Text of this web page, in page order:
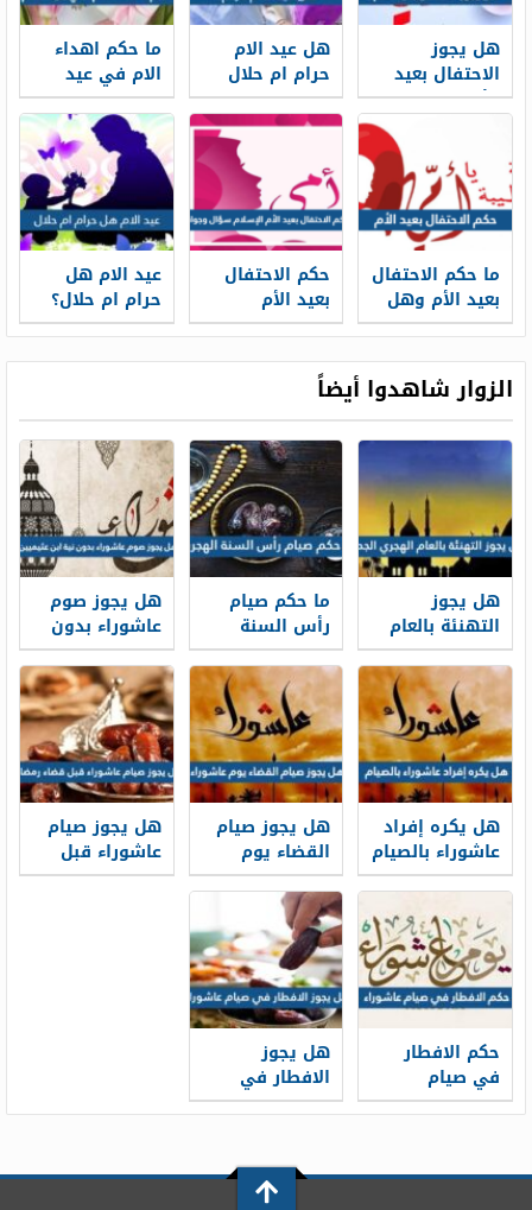
هل يجوز
الاحتفال بعيد
الأم
هل عيد الام
حرام ام حلال
ما حكم اهداء
الام في عيد
الام
ما حكم الاحتفال
بعيد الأم وهل
هو بدعة
حكم الاحتفال
بعيد الأم
الإسلام سؤال
عيد الام هل
حرام ام حلال؟
الزوار شاهدوا أيضاً
هل يجوز
التهنئة بالعام
الهجري الجديد
1448
ما حكم صيام
رأس السنة
الهجرية
هل يجوز صوم
عاشوراء بدون
نية ابن عثيميين
هل يكره إفراد
عاشوراء بالصيام
هل يجوز صيام
القضاء يوم
عاشوراء
هل يجوز صيام
عاشوراء قبل
قضاء رمضان
حكم الافطار
في صيام
عاشوراء
هل يجوز
الافطار في
صيام عاشوراء